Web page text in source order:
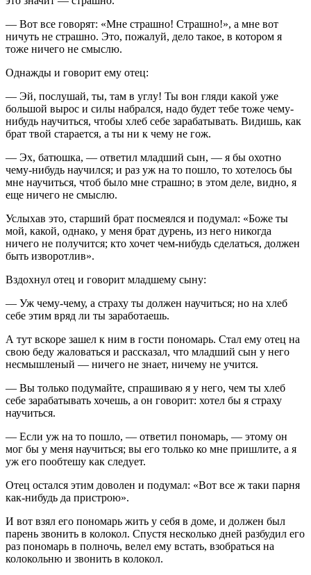
— Вот все говорят: «Мне страшно! Страшно!», а мне вот
ничуть не страшно. Это, пожалуй, дело такое, в котором я
тоже ничего не смыслю.
Однажды и говорит ему отец:
— Эй, послушай, ты, там в углу! Ты вон гляди какой уже
большой вырос и силы набрался, надо будет тебе тоже чему-
нибудь научиться, чтобы хлеб себе зарабатывать. Видишь, как
брат твой старается, а ты ни к чему не гож.
— Эх, батюшка, — ответил младший сын, — я бы охотно
чему-нибудь научился; и раз уж на то пошло, то хотелось бы
мне научиться, чтоб было мне страшно; в этом деле, видно, я
еще ничего не смыслю.
Услыхав это, старший брат посмеялся и подумал: «Боже ты
мой, какой, однако, у меня брат дурень, из него никогда
ничего не получится; кто хочет чем-нибудь сделаться, должен
быть изворотлив».
Вздохнул отец и говорит младшему сыну:
— Уж чему-чему, а страху ты должен научиться; но на хлеб
себе этим вряд ли ты заработаешь.
А тут вскоре зашел к ним в гости пономарь. Стал ему отец на
свою беду жаловаться и рассказал, что младший сын у него
несмышленый — ничего не знает, ничему не учится.
— Вы только подумайте, спрашиваю я у него, чем ты хлеб
себе зарабатывать хочешь, а он говорит: хотел бы я страху
научиться.
— Если уж на то пошло, — ответил пономарь, — этому он
мог бы у меня научиться; вы его только ко мне пришлите, а я
уж его пообтешу как следует.
Отец остался этим доволен и подумал: «Вот все ж таки парня
как-нибудь да пристрою».
И вот взял его пономарь жить у себя в доме, и должен был
парень звонить в колокол. Спустя несколько дней разбудил его
раз пономарь в полночь, велел ему встать, взобраться на
колокольню и звонить в колокол.